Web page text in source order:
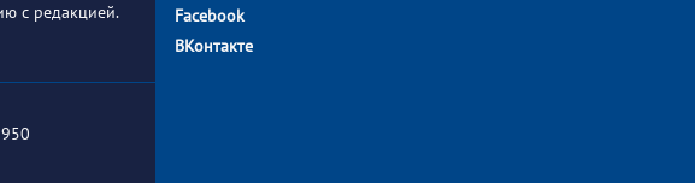
с редакцией.
Facebook
ВКонтакте